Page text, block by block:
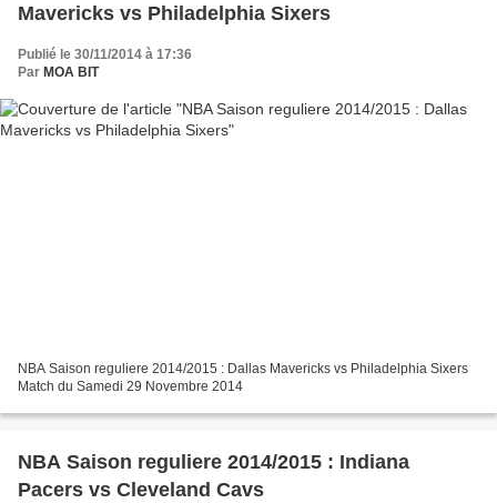
Mavericks vs Philadelphia Sixers
Publié le 30/11/2014 à 17:36
Par MOA BIT
NBA Saison reguliere 2014/2015 : Dallas Mavericks vs Philadelphia Sixers
Match du Samedi 29 Novembre 2014
NBA Saison reguliere 2014/2015 : Indiana
Pacers vs Cleveland Cavs